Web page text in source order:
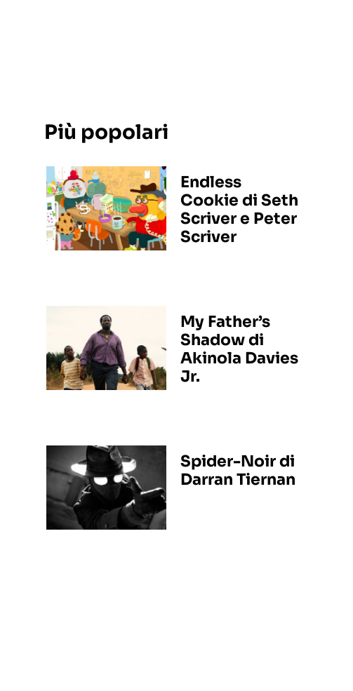
Più popolari
Endless
Cookie di Seth
Scriver e Peter
Scriver
My Father’s
Shadow di
Akinola Davies
Jr.
Spider-Noir di
Darran Tiernan